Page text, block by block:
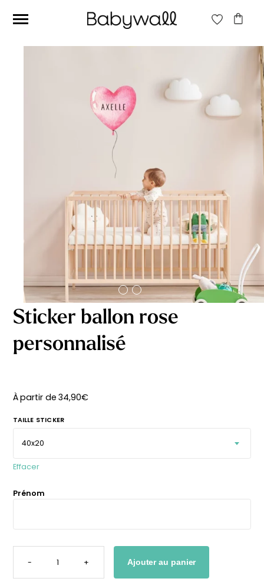
Ces articles peuvent aussi vous intéresser
Papier peint Fleurs
À partir
de
29,90€
beige
À partir
de
premières fois
34,90€
petits carreaux pour
de
14,90€
Sticker ballon rose
personnalisé
À partir de34,90€
TAILLE STICKER
Effacer
Prénom
-
QUANTITÉ
STICKER
ROSE
+ Ajouter au panier